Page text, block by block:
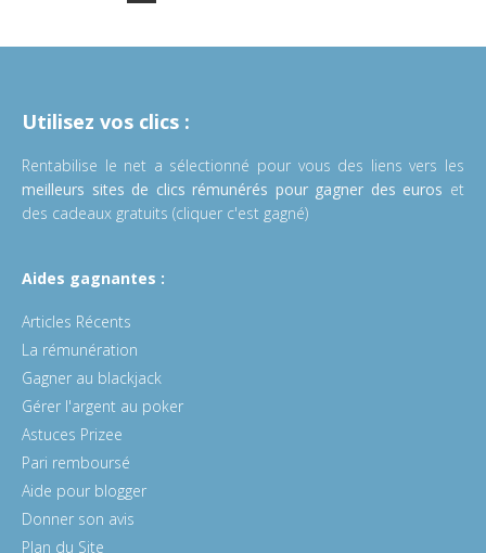
Utilisez vos clics :
Rentabilise le net a sélectionné pour vous des liens vers les
meilleurs sites de clics rémunérés pour gagner des euros et
des cadeaux gratuits (cliquer c'est gagné)
Aides gagnantes :
Articles Récents
La rémunération
Gagner au blackjack
Gérer l'argent au poker
Astuces Prizee
Pari remboursé
Aide pour blogger
Donner son avis
Plan du Site